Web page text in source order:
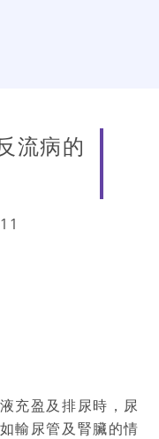
流病的
充盈及排尿時，尿
輸尿管及腎臟的情